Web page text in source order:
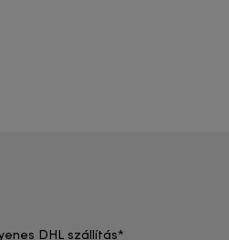
DHL szállítás*